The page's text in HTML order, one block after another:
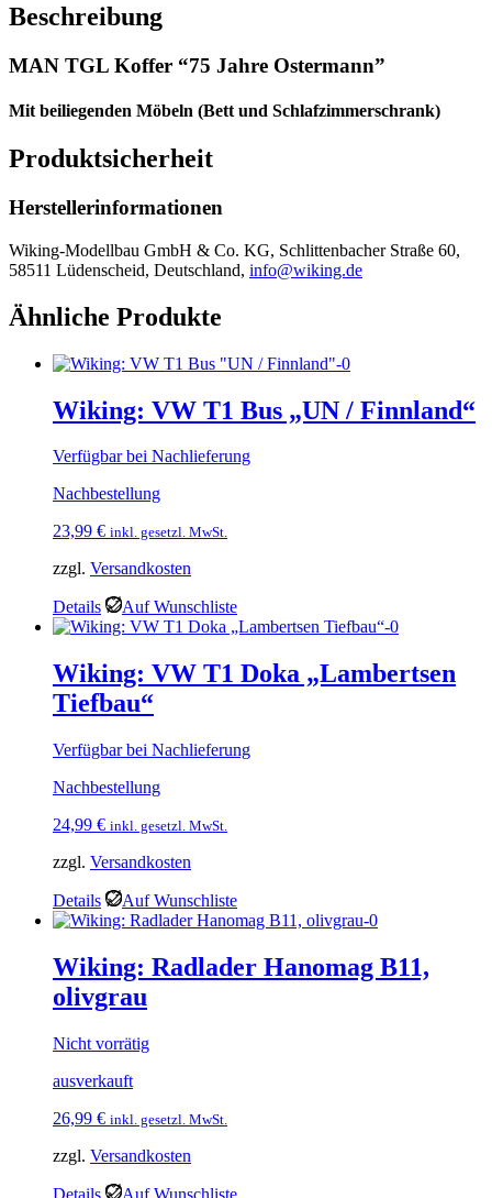
Beschreibung
MAN TGL Koffer “75 Jahre Ostermann”
Mit beiliegenden Möbeln (Bett und Schlafzimmerschrank)
Produktsicherheit
Herstellerinformationen
Wiking-Modellbau GmbH & Co. KG, Schlittenbacher Straße 60,
58511 Lüdenscheid, Deutschland, info@wiking.de
Ähnliche Produkte
Wiking: VW T1 Bus „UN / Finnland“
Verfügbar bei Nachlieferung
Nachbestellung
23,99 € inkl. gesetzl. MwSt.
zzgl. Versandkosten
Details Auf Wunschliste
Wiking: VW T1 Doka „Lambertsen
Tiefbau“
Verfügbar bei Nachlieferung
Nachbestellung
24,99 € inkl. gesetzl. MwSt.
zzgl. Versandkosten
Details Auf Wunschliste
Wiking: Radlader Hanomag B11,
olivgrau
Nicht vorrätig
ausverkauft
26,99 € inkl. gesetzl. MwSt.
zzgl. Versandkosten
Details Auf Wunschliste